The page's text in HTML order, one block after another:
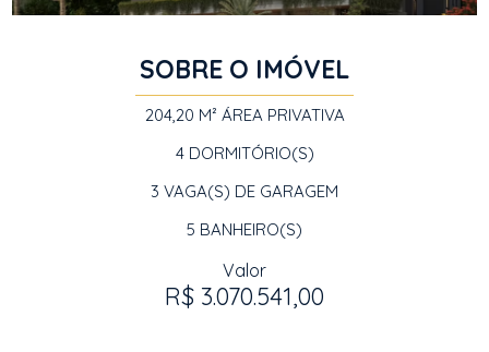
SOBRE O IMÓVEL
204,20 M² ÁREA PRIVATIVA
4DORMITÓRIO(S)
3 VAGA(S) DE GARAGEM
5 BANHEIRO(S)
Valor
R$ 3.070.541,00